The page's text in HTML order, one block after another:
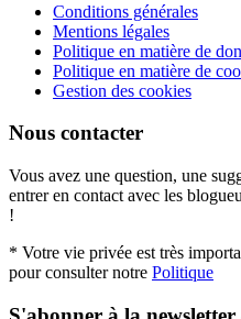
Conditions générales
Mentions légales
Politique en matière de
Politique en matière de
Gestion des cookies
Nous contacter
Vous avez une question, une
entrer en contact avec les
!
* Votre vie privée est très
pour consulter notre Politique